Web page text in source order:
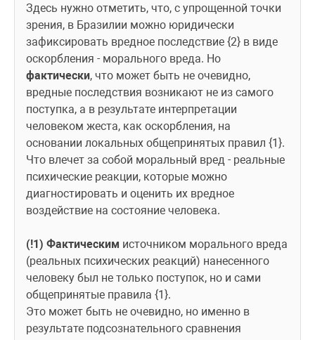
Здесь нужно отметить, что, с упрощенной точки
зрения, в Бразилии можно юридически
зафиксировать вредное последствие {2} в виде
фактически, что может быть не очевидно,
вредные последствия возникают не из самого
поступка, а в результате интерпретации
человеком жеста, как оскорбления, на
основании локальных общепринятых правил {1}.
Что влечет за собой моральный вред - реальные
психические реакции, которые можно
диагностировать и оценить их вредное
воздействие на состояние человека.
(!1) Фактическим источником морального вреда
(реальных психических реакций) нанесенного
человеку был не только поступок, но и сами
общепринятые правила {1}.
Это может быть не очевидно, но именно в
результате подсознательного сравнения